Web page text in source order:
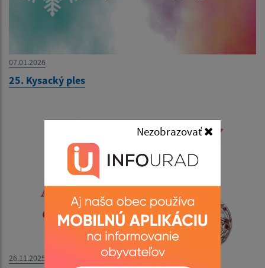
Nezobrazovať
07.01.2026
25. Kysacký ples
26.11.2025